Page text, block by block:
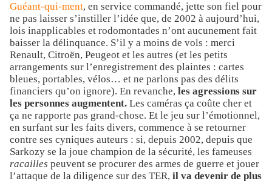
Guéant-qui-ment, en service commandé, jette son fiel pour
ne pas laisser s’instiller l’idée que, de 2002 à aujourd’hui,
lois inapplicables et rodomontades n’ont aucunement fait
baisser la délinquance. S’il y a moins de vols : merci
Renault, Citroën, Peugeot et les autres (et les petits
arrangements sur l’enregistrement des plaintes : cartes
bleues, portables, vélos… et ne parlons pas des délits
financiers qu’on ignore). En revanche, les agressions sur
les personnes augmentent. Les caméras ça coûte cher et
ça ne rapporte pas grand-chose. Et le jeu sur l’émotionnel,
en surfant sur les faits divers, commence à se retourner
contre ses cyniques auteurs : si, depuis 2002, depuis que
Sarkozy se la joue champion de la sécurité, les fameuses
racailles peuvent se procurer des armes de guerre et jouer
l’attaque de la diligence sur des TER, il va devenir de plus